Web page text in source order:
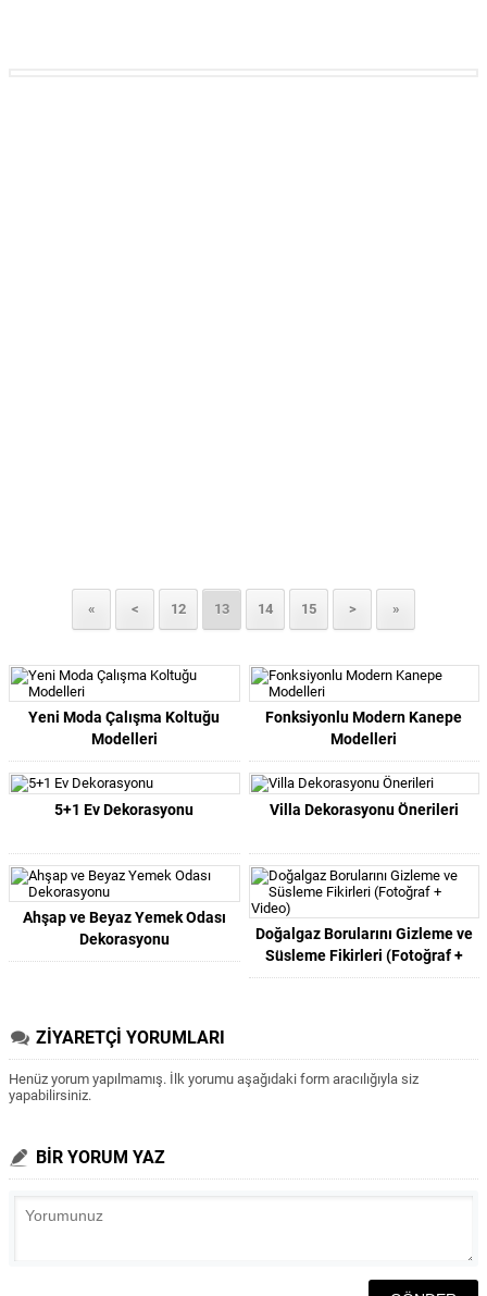
« < 12 13 14 15 > »
Yeni Moda Çalışma Koltuğu
Modelleri
Fonksiyonlu Modern Kanepe
Modelleri
5+1 Ev Dekorasyonu Villa Dekorasyonu Önerileri
Ahşap ve Beyaz Yemek Odası
Dekorasyonu
Doğalgaz Borularını Gizleme ve
Süsleme Fikirleri (Fotoğraf +
Video)
ZİYARETÇİ YORUMLARI
Henüz yorum yapılmamış. İlk yorumu aşağıdaki form aracılığıyla siz
yapabilirsiniz.
BİR YORUM YAZ